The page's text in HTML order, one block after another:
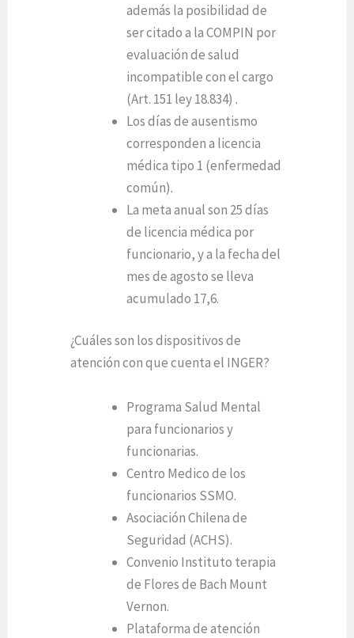
además la posibilidad de
ser citado a la COMPIN por
evaluación de salud
incompatible con el cargo
(Art. 151 ley 18.834) .
Los días de ausentismo
corresponden a licencia
médica tipo 1 (enfermedad
común).
La meta anual son 25 días
de licencia médica por
funcionario, y a la fecha del
mes de agosto se lleva
acumulado 17,6.
¿Cuáles son los dispositivos de
atención con que cuenta el INGER?
Programa Salud Mental
para funcionarios y
funcionarias.
Centro Medico de los
funcionarios SSMO.
Asociación Chilena de
Seguridad (ACHS).
Convenio Instituto terapia
de Flores de Bach Mount
Vernon.
Plataforma de atención